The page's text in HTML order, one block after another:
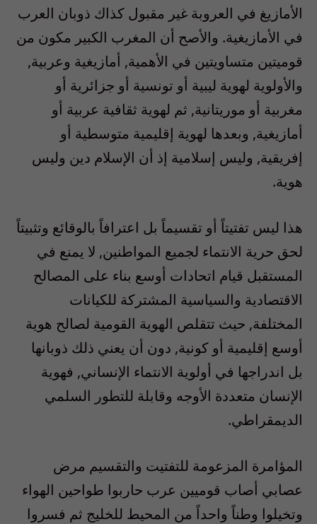
الأمازيغ في العروبة غير مقبول كذاك ذوبان العرب
في الأمازيغية. والأصح أن المغرب الكبير مكون من
قوميتين متساويتين في الأهمية, أمازيغية وعربية,
والأولوية لهوية ليبية أو تونسية أو جزائرية أو
مغربية أو موريتانية, ثم لهوية ثقافية عربية أو
أمازيغية, وبعدها لهوية إقليمية متوسطية أو
إفريقية, وليس إسلامية إذ أن الإسلام دين وليس
هوية.
هذا ليس تفتيتاً أو تقسيماً بل اعترافاً بالوقائع وتثبيتاً
لحق حرية الانتماء لجميع المواطنين, لا يمنع في
المستقبل قيام اتحادات أوسع بناء على المصالح
الاقتصادية والسياسية المشتركة للكيانات
المختلفة, حيث تتقلص الهوية القومية لصالح هوية
أوسع إقليمية أو كونية, دون أن يعني ذلك ذوبانها
بل اندراجها في أولوية الانتماء الإنساني, فهوية
الإنسان متعددة الأوجه وقابلة للتطور السلمي
الديمقراطي.
المؤامرة المزعومة للتفتيت والتقسيم مرض
عصابي أصاب قوميين عرب حاربوا طواحين الهواء
وتخيلوا وطناً واحداً من المحيط للخليج ثم فسروا